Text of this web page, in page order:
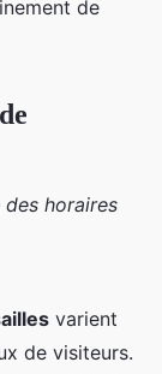
de
horaires
varient
de visiteurs.